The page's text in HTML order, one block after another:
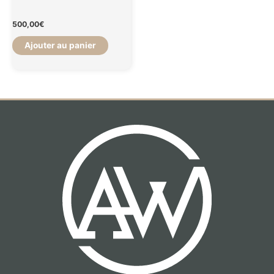
500,00€
Ajouter au panier